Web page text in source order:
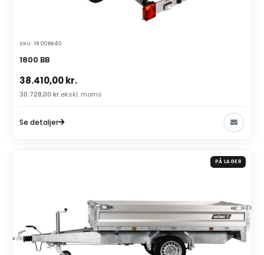
SKU: 1800BB40
1800 BB
38.410,00kr.
30.728,00 kr.ekskl. moms
Se detaljer
PÅ LAGER